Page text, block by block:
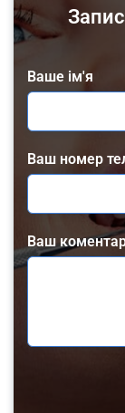
Ваше ім'я
Ваш номер
Ваш